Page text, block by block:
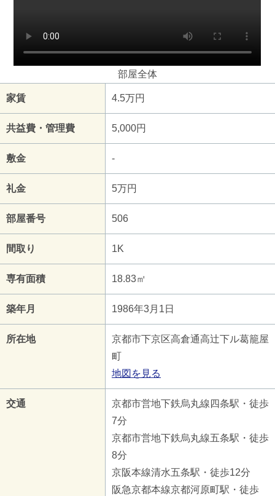
部屋全体
家賃 4.5万円
共益費・管理費 5,000円
敷金 -
礼金 5万円
部屋番号 506
間取り 1K
専有面積 18.83㎡
築年月 1986年3月1日
所在地
京都市下京区高倉通高辻下ル葛籠屋
町
地図を見る
交通
京都市営地下鉄烏丸線四条駅・徒歩
7分
京都市営地下鉄烏丸線五条駅・徒歩
8分
京阪本線清水五条駅・徒歩12分
阪急京都本線京都河原町駅・徒歩